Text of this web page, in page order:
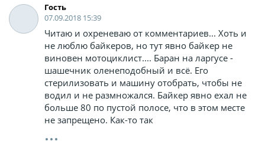
Гость
07.09.2018 15:39
Читаю и охреневаю от комментариев... Хоть и
не люблю байкеров, но тут явно байкер не
виновен мотоциклист.... Баран на ларгусе -
шашечник оленеподобный и всё. Его
стерилизовать и машину отобрать, чтобы не
водил и не размножался. Байкер явно ехал не
больше 80 по пустой полосе, что в этом месте
не запрещено. Как-то так